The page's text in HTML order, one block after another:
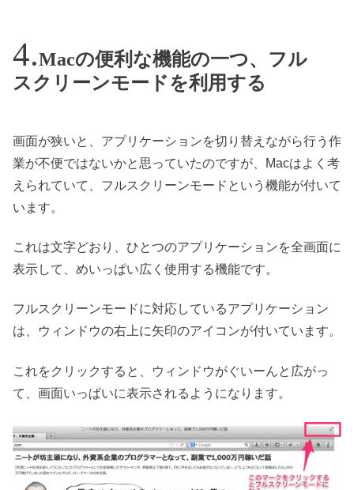
Macの便利な機能の一つ、フル
スクリーンモードを利用する
画面が狭いと、アプリケーションを切り替えながら行う作
業が不便ではないかと思っていたのですが、Macはよく考
えられていて、フルスクリーンモードという機能が付いて
います。
これは文字どおり、ひとつのアプリケーションを全画面に
表示して、めいっぱい広く使用する機能です。
フルスクリーンモードに対応しているアプリケーション
は、ウィンドウの右上に矢印のアイコンが付いています。
これをクリックすると、ウィンドウがぐいーんと広がっ
て、画面いっぱいに表示されるようになります。